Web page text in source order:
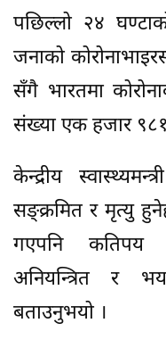
पछिल्लो २४
जनाको
सँगै भारतमा
संख्या एक हजार
केन्द्रीय
सङ्क्रमित र मृत्यु
गएपनि कतिपय
अनियन्त्रित र
बताउनुभयो ।